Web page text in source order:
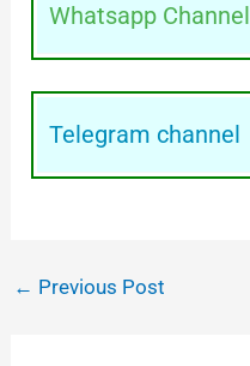
Whatsapp Channel
Telegram channel
← Previous Post